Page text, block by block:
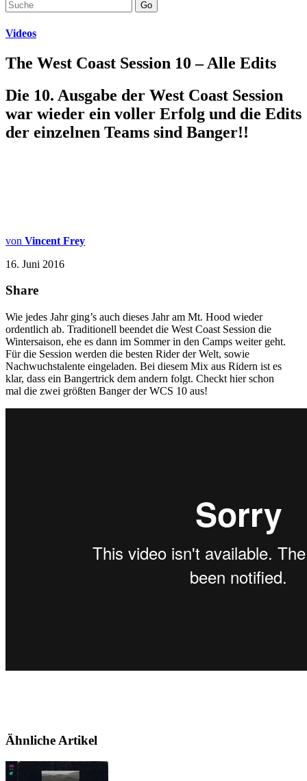
Go
Videos
The West Coast Session 10 – Alle Edits
Die 10. Ausgabe der West Coast Session
war wieder ein voller Erfolg und die Edits
der einzelnen Teams sind Banger!!
von Vincent Frey
16. Juni 2016
Share
Wie jedes Jahr ging’s auch dieses Jahr am Mt. Hood wieder
ordentlich ab. Traditionell beendet die West Coast Session die
Wintersaison, ehe es dann im Sommer in den Camps weiter geht.
Für die Session werden die besten Rider der Welt, sowie
Nachwuchstalente eingeladen. Bei diesem Mix aus Ridern ist es
klar, dass ein Bangertrick dem andern folgt. Checkt hier schon
mal die zwei größten Banger der WCS 10 aus!
Ähnliche Artikel